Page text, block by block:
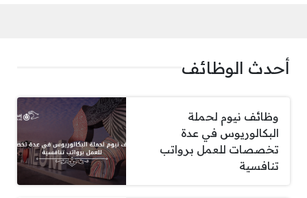
أحدث الوظائف
وظائف نيوم لحملة
البكالوريوس في عدة
تخصصات للعمل برواتب
تنافسية